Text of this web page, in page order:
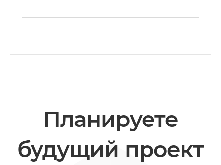
Планируете
будущий проект